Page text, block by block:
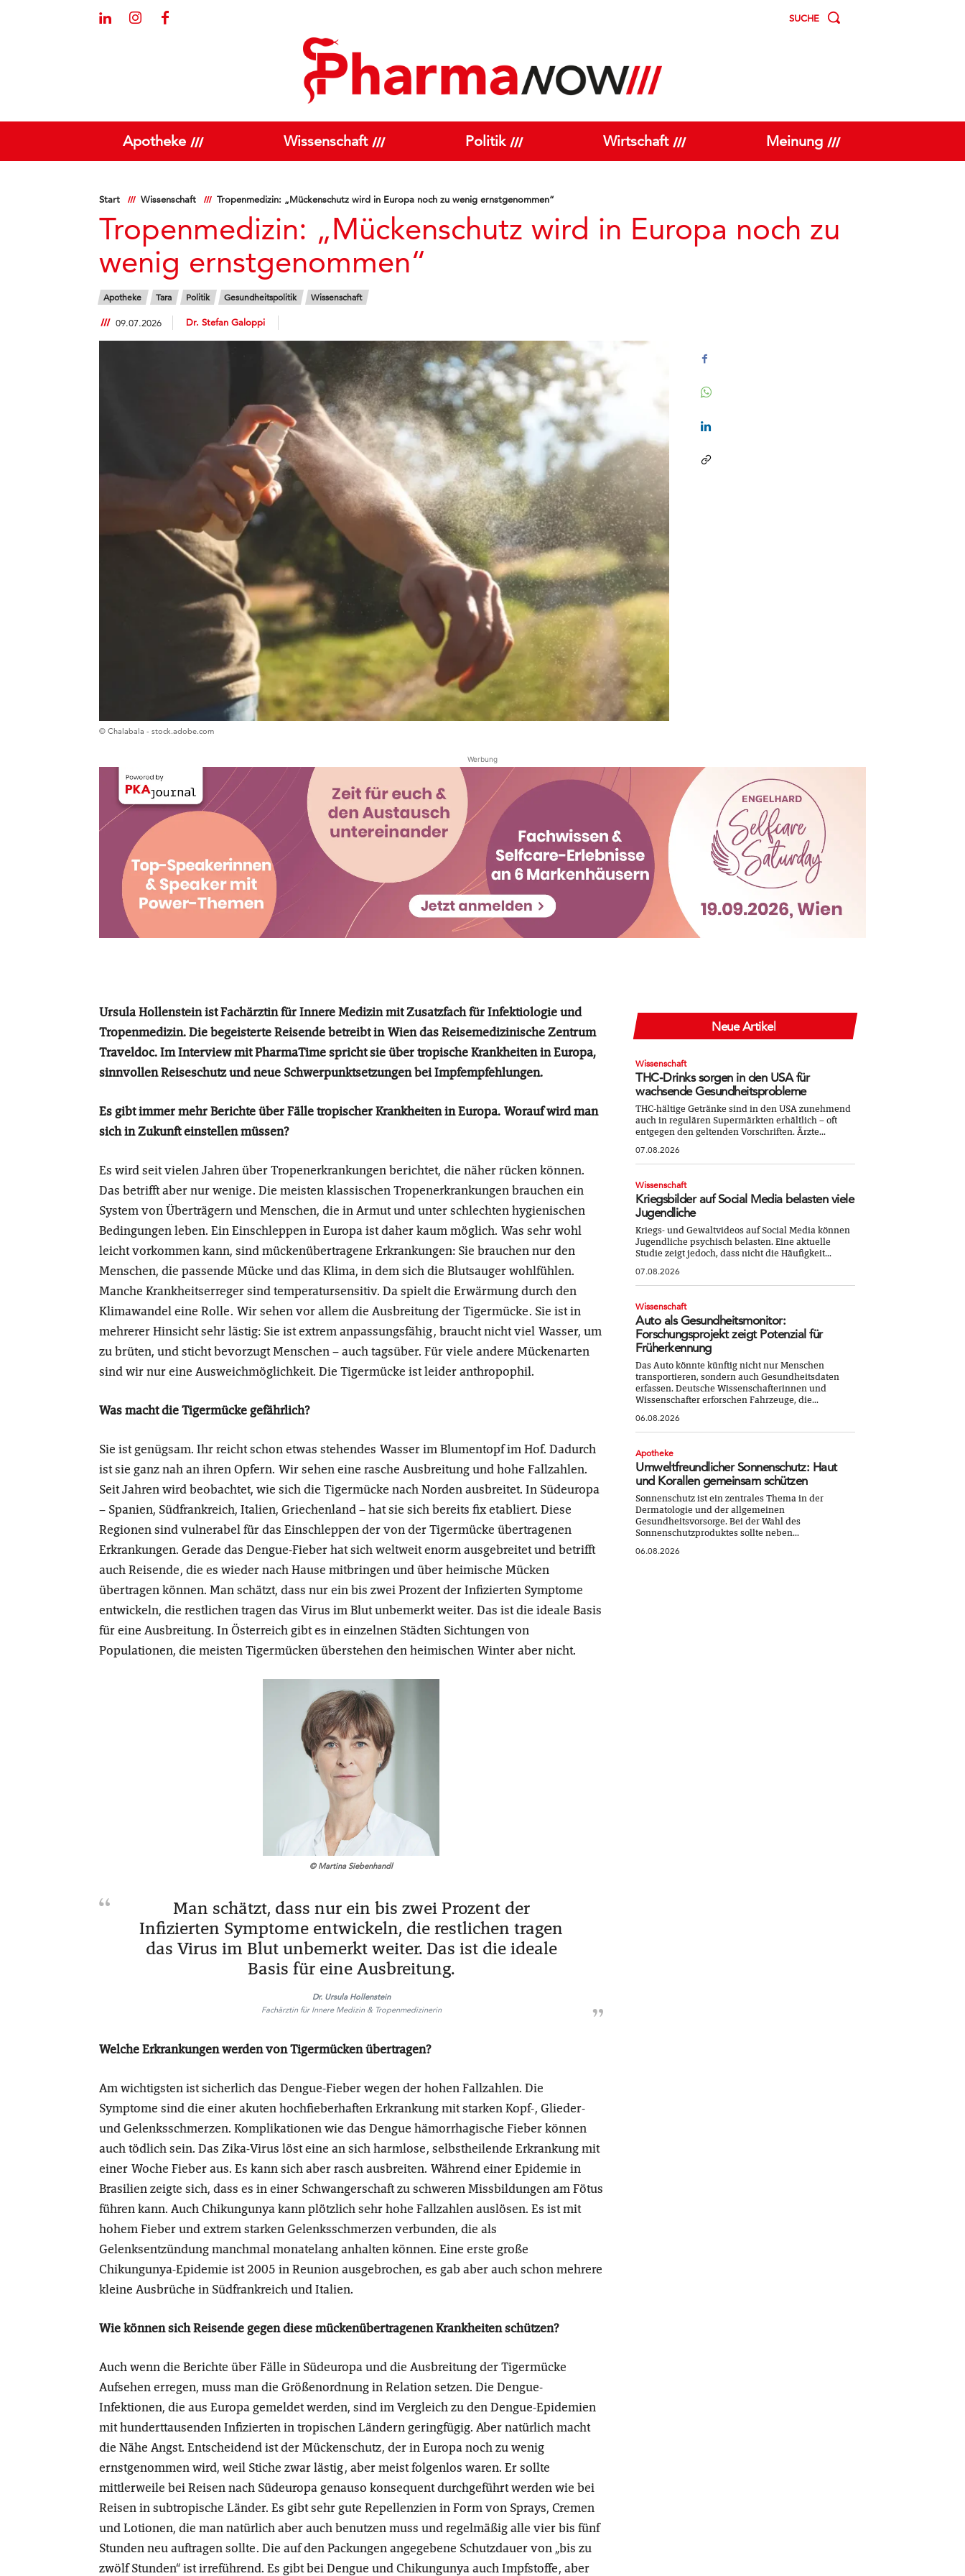
SUCHE
Apotheke Wissenschaft Politik Wirtschaft Meinung
Start Wissenschaft Tropenmedizin: „Mückenschutz wird in Europa noch zu wenig ernstgenommen“
Tropenmedizin: „Mückenschutz wird in Europa noch zu
wenig ernstgenommen“
Apotheke Tara Politik Gesundheitspolitik Wissenschaft
09.07.2026 Dr. Stefan Galoppi
© Chalabala - stock.adobe.com
Werbung
Ursula Hollenstein ist Fachärztin für Innere Medizin mit Zusatzfach für Infektiologie und
Tropenmedizin. Die begeisterte Reisende betreibt in Wien das Reisemedizinische Zentrum
Traveldoc. Im Interview mit PharmaTime spricht sie über tropische Krankheiten in Europa,
sinnvollen Reiseschutz und neue Schwerpunktsetzungen bei Impfempfehlungen.
Es gibt immer mehr Berichte über Fälle tropischer Krankheiten in Europa. Worauf wird man
sich in Zukunft einstellen müssen?
Es wird seit vielen Jahren über Tropenerkrankungen berichtet, die näher rücken können.
Das betrifft aber nur wenige. Die meisten klassischen Tropenerkrankungen brauchen ein
System von Überträgern und Menschen, die in Armut und unter schlechten hygienischen
Bedingungen leben. Ein Einschleppen in Europa ist daher kaum möglich. Was sehr wohl
leicht vorkommen kann, sind mückenübertragene Erkrankungen: Sie brauchen nur den
Menschen, die passende Mücke und das Klima, in dem sich die Blutsauger wohlfühlen.
Manche Krankheitserreger sind temperatursensitiv. Da spielt die Erwärmung durch den
Klimawandel eine Rolle. Wir sehen vor allem die Ausbreitung der Tigermücke. Sie ist in
mehrerer Hinsicht sehr lästig: Sie ist extrem anpassungsfähig, braucht nicht viel Wasser, um
zu brüten, und sticht bevorzugt Menschen – auch tagsüber. Für viele andere Mückenarten
sind wir nur eine Ausweichmöglichkeit. Die Tigermücke ist leider anthropophil.
Was macht die Tigermücke gefährlich?
Sie ist genügsam. Ihr reicht schon etwas stehendes Wasser im Blumentopf im Hof. Dadurch
ist sie ganz nah an ihren Opfern. Wir sehen eine rasche Ausbreitung und hohe Fallzahlen.
Seit Jahren wird beobachtet, wie sich die Tigermücke nach Norden ausbreitet. In Südeuropa
– Spanien, Südfrankreich, Italien, Griechenland – hat sie sich bereits fix etabliert. Diese
Regionen sind vulnerabel für das Einschleppen der von der Tigermücke übertragenen
Erkrankungen. Gerade das Dengue-Fieber hat sich weltweit enorm ausgebreitet und betrifft
auch Reisende, die es wieder nach Hause mitbringen und über heimische Mücken
übertragen können. Man schätzt, dass nur ein bis zwei Prozent der Infizierten Symptome
entwickeln, die restlichen tragen das Virus im Blut unbemerkt weiter. Das ist die ideale Basis
für eine Ausbreitung. In Österreich gibt es in einzelnen Städten Sichtungen von
Populationen, die meisten Tigermücken überstehen den heimischen Winter aber nicht.
© Martina Siebenhandl
Man schätzt, dass nur ein bis zwei Prozent der
Infizierten Symptome entwickeln, die restlichen tragen
das Virus im Blut unbemerkt weiter. Das ist die ideale
Basis für eine Ausbreitung.
Dr. Ursula Hollenstein
Fachärztin für Innere Medizin & Tropenmedizinerin
Welche Erkrankungen werden von Tigermücken übertragen?
Am wichtigsten ist sicherlich das Dengue-Fieber wegen der hohen Fallzahlen. Die
Symptome sind die einer akuten hochfieberhaften Erkrankung mit starken Kopf-, Glieder-
und Gelenksschmerzen. Komplikationen wie das Dengue hämorrhagische Fieber können
auch tödlich sein. Das Zika-Virus löst eine an sich harmlose, selbstheilende Erkrankung mit
einer Woche Fieber aus. Es kann sich aber rasch ausbreiten. Während einer Epidemie in
Brasilien zeigte sich, dass es in einer Schwangerschaft zu schweren Missbildungen am Fötus
führen kann. Auch Chikungunya kann plötzlich sehr hohe Fallzahlen auslösen. Es ist mit
hohem Fieber und extrem starken Gelenksschmerzen verbunden, die als
Gelenksentzündung manchmal monatelang anhalten können. Eine erste große
Chikungunya-Epidemie ist 2005 in Reunion ausgebrochen, es gab aber auch schon mehrere
kleine Ausbrüche in Südfrankreich und Italien.
Wie können sich Reisende gegen diese mückenübertragenen Krankheiten schützen?
Auch wenn die Berichte über Fälle in Südeuropa und die Ausbreitung der Tigermücke
Aufsehen erregen, muss man die Größenordnung in Relation setzen. Die Dengue-
Infektionen, die aus Europa gemeldet werden, sind im Vergleich zu den Dengue-Epidemien
mit hunderttausenden Infizierten in tropischen Ländern geringfügig. Aber natürlich macht
die Nähe Angst. Entscheidend ist der Mückenschutz, der in Europa noch zu wenig
ernstgenommen wird, weil Stiche zwar lästig, aber meist folgenlos waren. Er sollte
mittlerweile bei Reisen nach Südeuropa genauso konsequent durchgeführt werden wie bei
Reisen in subtropische Länder. Es gibt sehr gute Repellenzien in Form von Sprays, Cremen
und Lotionen, die man natürlich aber auch benutzen muss und regelmäßig alle vier bis fünf
Stunden neu auftragen sollte. Die auf den Packungen angegebene Schutzdauer von „bis zu
zwölf Stunden“ ist irreführend. Es gibt bei Dengue und Chikungunya auch Impfstoffe, aber
Neue Artikel
Wissenschaft
THC-Drinks sorgen in den USA für
wachsende Gesundheitsprobleme
THC-hältige Getränke sind in den USA zunehmend
auch in regulären Supermärkten erhältlich – oft
entgegen den geltenden Vorschriften. Ärzte...
07.08.2026
Wissenschaft
Kriegsbilder auf Social Media belasten viele
Jugendliche
Kriegs- und Gewaltvideos auf Social Media können
Jugendliche psychisch belasten. Eine aktuelle
Studie zeigt jedoch, dass nicht die Häufigkeit...
07.08.2026
Wissenschaft
Auto als Gesundheitsmonitor:
Forschungsprojekt zeigt Potenzial für
Früherkennung
Das Auto könnte künftig nicht nur Menschen
transportieren, sondern auch Gesundheitsdaten
erfassen. Deutsche Wissenschafterinnen und
Wissenschafter erforschen Fahrzeuge, die...
06.08.2026
Apotheke
Umweltfreundlicher Sonnenschutz: Haut
und Korallen gemeinsam schützen
Sonnenschutz ist ein zentrales Thema in der
Dermatologie und der allgemeinen
Gesundheitsvorsorge. Bei der Wahl des
Sonnenschutzproduktes sollte neben...
06.08.2026